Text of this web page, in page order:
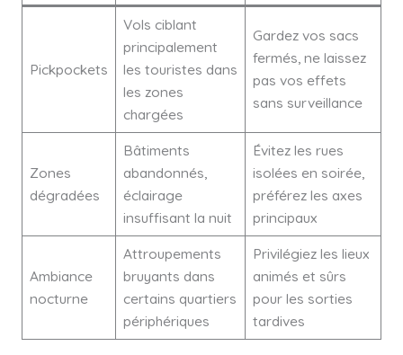
Pickpockets
Vols ciblant
principalement
les touristes dans
les zones
chargées
Gardez vos sacs
fermés, ne laissez
pas vos effets
sans surveillance
Zones
dégradées
Bâtiments
abandonnés,
éclairage
insuffisant la nuit
Évitez les rues
isolées en soirée,
préférez les axes
principaux
Ambiance
nocturne
Attroupements
bruyants dans
certains quartiers
périphériques
Privilégiez les lieux
animés et sûrs
pour les sorties
tardives